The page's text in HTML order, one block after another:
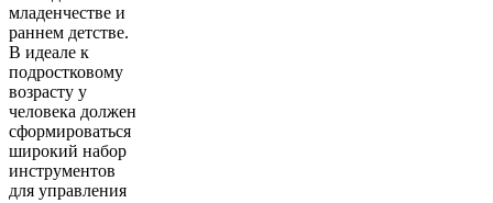
младенчестве и
раннем детстве.
В идеале к
подростковому
возрасту у
человека должен
сформироваться
широкий набор
инструментов
для управления